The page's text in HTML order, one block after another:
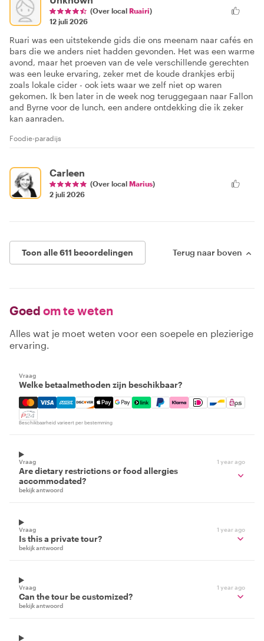
(Over local Ruairi)
12 juli 2026
Ruari was een uitstekende gids die ons meenam naar cafés en
bars die we anders niet hadden gevonden. Het was een warme
avond, maar het proeven van de vele verschillende gerechten
was een leuke ervaring, zeker met de koude drankjes erbij
zoals lokale cider - ook iets waar we zelf niet op waren
gekomen. Ik ben later in de week nog teruggegaan naar Fallon
and Byrne voor de lunch, een andere ontdekking die ik zeker
kan aanraden.
Foodie-paradijs
Carleen
(Over local Marius)
2 juli 2026
Toon alle 611 beoordelingen Terug naar boven
Goed om te weten
Alles wat je moet weten voor een soepele en plezierige
ervaring.
Vraag
Welke betaalmethoden zijn beschikbaar?
Mastercard, Visa, Amex, Discover, Apple Pay, Google
Beschikbaarheid varieert per bestemming
Vraag 1 year ago
Are dietary restrictions or food allergies
accommodated?
bekijk antwoord
Vraag 1 year ago
Is this a private tour?
bekijk antwoord
Vraag 1 year ago
Can the tour be customized?
bekijk antwoord